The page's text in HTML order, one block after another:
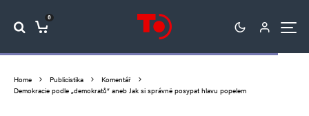
0
Home Publicistika
Komentář
Demokracie podle „demokratů“ aneb Jak si správně posypat hlavu popelem